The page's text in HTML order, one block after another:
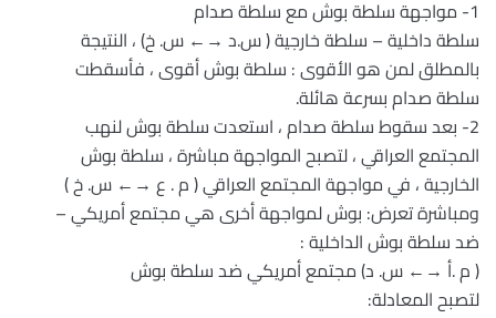
1- مواجهة سلطة بوش مع سلطة صدام
سلطة داخلية – سلطة خارجية ( س.د →← س. خ) ، النتيجة
بالمطلق لمن هو الأقوى : سلطة بوش أقوى ، فأسقطت
سلطة صدام بسرعة هائلة.
2- بعد سقوط سلطة صدام ، استعدت سلطة بوش لنهب
المجتمع العراقي ، لتصبح المواجهة مباشرة ، سلطة بوش
الخارجية ، في مواجهة المجتمع العراقي ( م . ع →← س. خ )
ومباشرة تعرض: بوش لمواجهة أخرى هي مجتمع أمريكي –
ضد سلطة بوش الداخلية :
( م .أ →← س. د) مجتمع أمريكي ضد سلطة بوش
لتصبح المعادلة: